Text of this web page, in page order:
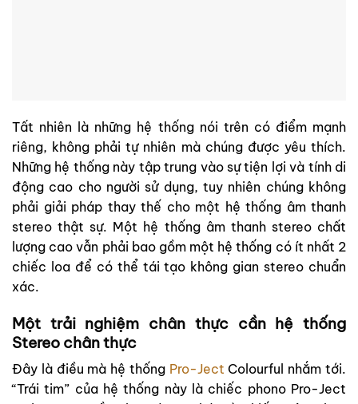
Tất nhiên là những hệ thống nói trên có điểm mạnh
riêng, không phải tự nhiên mà chúng được yêu thích.
Những hệ thống này tập trung vào sự tiện lợi và tính di
động cao cho người sử dụng, tuy nhiên chúng không
phải giải pháp thay thế cho một hệ thống âm thanh
stereo thật sự. Một hệ thống âm thanh stereo chất
lượng cao vẫn phải bao gồm một hệ thống có ít nhất 2
chiếc loa để có thể tái tạo không gian stereo chuẩn
xác.
Một trải nghiệm chân thực cần hệ thống
Stereo chân thực
Đây là điều mà hệ thống Pro-Ject Colourful nhắm tới.
“Trái tim” của hệ thống này là chiếc phono Pro-Ject